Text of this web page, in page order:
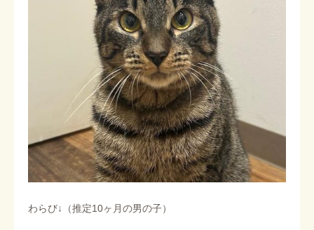
わらび↓（推定10ヶ月の男の子）